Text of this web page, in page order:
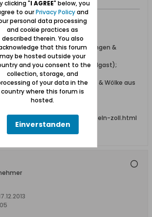
Schichau (aus Beesenlaublingen &
Danzig Breitgasse 64 (aus Wolgast);
Katt, Lissau, Schönhoff & Wölke aus
Elsner, Adrian, Falk.
2012/07/ahnentafeln-zoll.html
clicking "I AGREE" below, you
to ourPrivacy Policyand
personal data processing
and cookie practices as
described therein. You also
that this forum
may be hosted outside your
and you consent to the
collection, storage, and
of your data in the
country where this forum is
hosted.
Einverstanden